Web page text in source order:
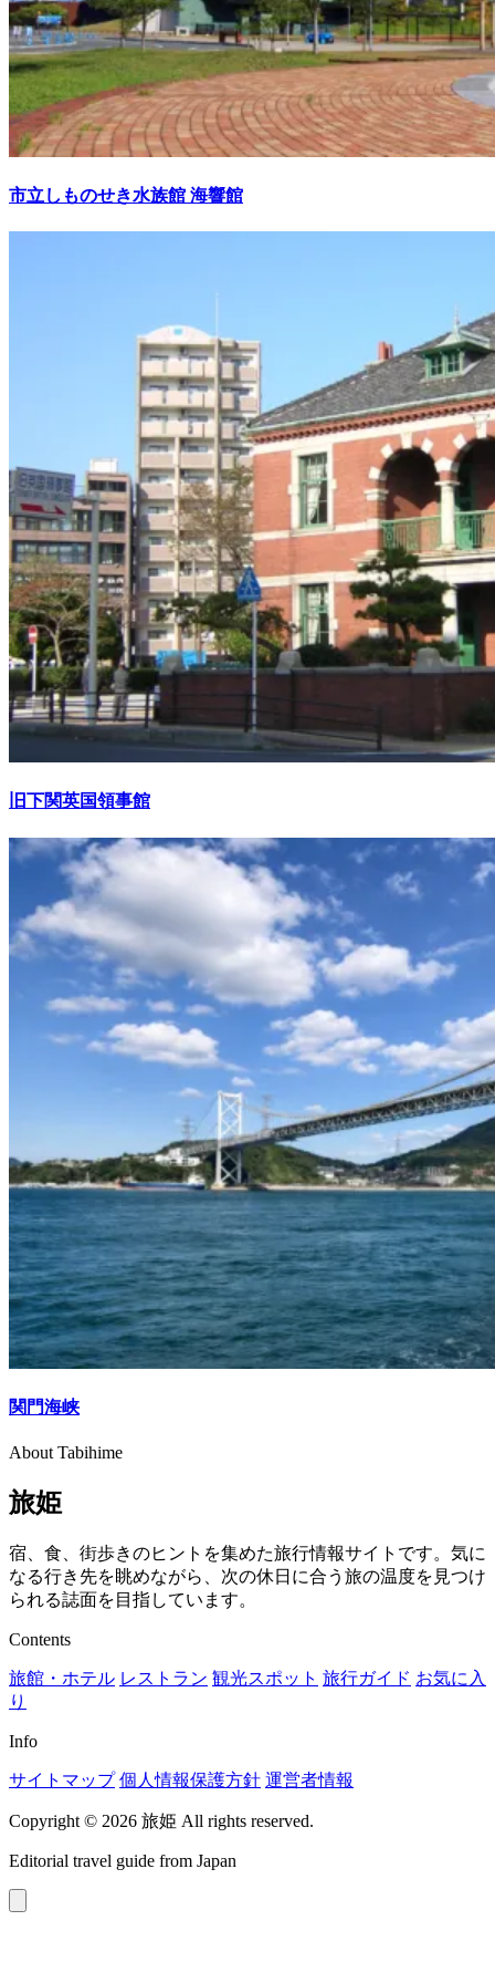
市立しものせき水族館 海響館
旧下関英国領事館
関門海峡
About Tabihime
旅姫
宿、食、街歩きのヒントを集めた旅行情報サイトです。気に
なる行き先を眺めながら、次の休日に合う旅の温度を見つけ
られる誌面を目指しています。
Contents
旅館・ホテル レストラン 観光スポット 旅行ガイド お気に入
り
Info
サイトマップ 個人情報保護方針 運営者情報
Copyright © 2026 旅姫 All rights reserved.
Editorial travel guide from Japan